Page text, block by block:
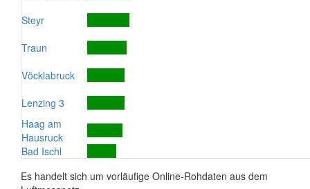
Steyr
Traun
Vöcklabruck
Lenzing 3
Haag am
Hausruck
Bad Ischl
Es handelt sich um vorläufige Online-Rohdaten aus dem